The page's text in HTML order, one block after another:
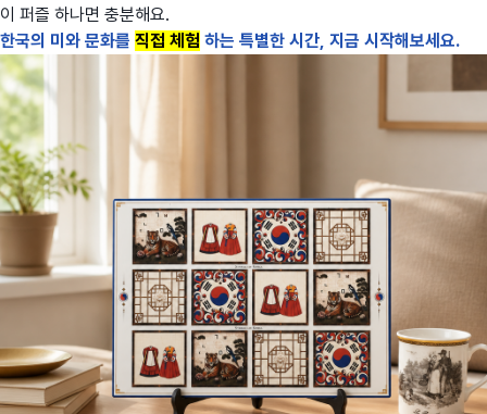
이 퍼즐 하나면 충분해요.
한국의 미와 문화를 직접 체험 하는 특별한 시간, 지금 시작해보세요.